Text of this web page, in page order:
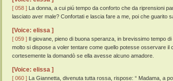
[ 058 ] La donna, a cui piú tempo da conforto che da riprensioni
lasciato aver male? Confortati e lascia fare a me, poi che guarito
[Voice: elissa ]
[ 059 ] Il giovane, pieno di buona speranza, in brevissimo tempo
molto si dispose a voler tentare come quello potesse osservare
cortesemente la domandò se ella avesse alcuno amadore.
[Voice: elissa ]
[ 060 ] La Giannetta, divenuta tutta rossa, rispose: “ Madama, a